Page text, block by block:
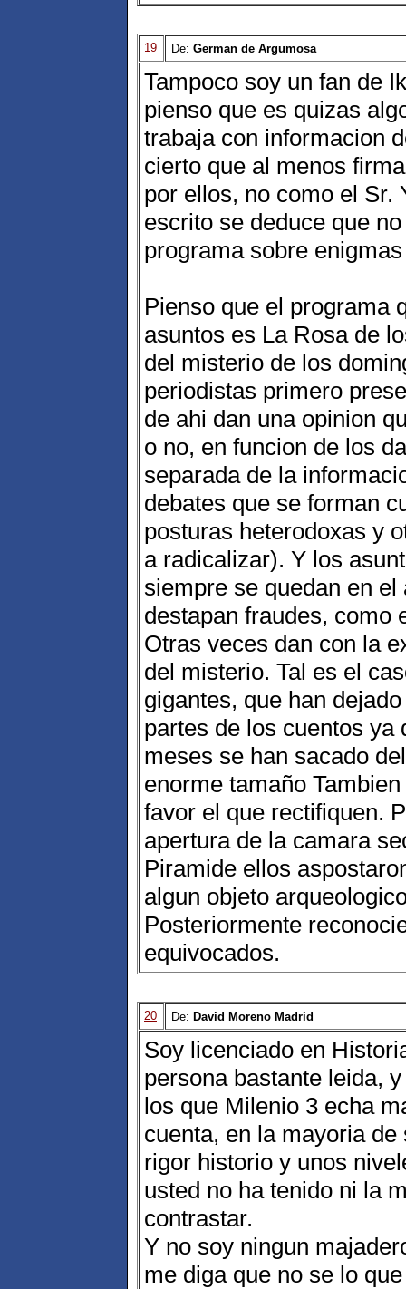
19 De: German de Argumosa
Tampoco soy un fan de
pienso que es quizas
trabaja con informacion
cierto que al menos
por ellos, no como el Sr.
escrito se deduce que
programa sobre enigmas
Pienso que el programa
asuntos es La Rosa de
del misterio de los
periodistas primero
de ahi dan una opinion
o no, en funcion de los
separada de la
debates que se forman
posturas heterodoxas y
a radicalizar). Y los
siempre se quedan en
destapan fraudes, como
Otras veces dan con la
del misterio. Tal es el
gigantes, que han
partes de los cuentos ya
meses se han sacado
enorme tamaño
favor el que rectifiquen.
apertura de la camara
Piramide ellos
algun objeto
Posteriormente
equivocados.
20 De: David Moreno Madrid
Soy licenciado en
persona bastante leida,
los que Milenio 3 echa
cuenta, en la mayoria
rigor historio y unos
usted no ha tenido ni la
contrastar.
Y no soy ningun
me diga que no se lo